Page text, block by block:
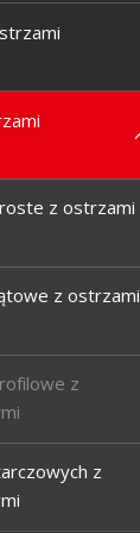
z ostrzami
z ostrzami
z
z